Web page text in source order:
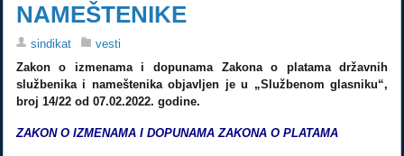
NAMEŠTENIKE
sindikat
vesti
Zakon o izmenama i dopunama Zakona o platama državnih
službenika i nameštenika objavljen je u „Službenom glasniku“,
broj 14/22 od 07.02.2022. godine.
ZAKON O IZMENAMA I DOPUNAMA ZAKONA O PLATAMA